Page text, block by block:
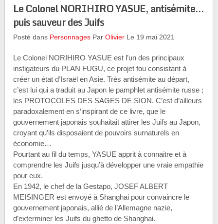
Le Colonel NORIHIRO YASUE, antisémite…
puis sauveur des Juifs
Posté dans Personnages ParOlivier Le 19 mai 2021
Le Colonel NORIHIRO YASUE est l’un des principaux
instigateurs du PLAN FUGU, ce projet fou consistant à
créer un état d’Israël en Asie. Très antisémite au départ,
c’est lui qui a traduit au Japon le pamphlet antisémite russe ;
les PROTOCOLES DES SAGES DE SION. C’est d’ailleurs
paradoxalement en s’inspirant de ce livre, que le
gouvernement japonais souhaitait attirer les Juifs au Japon,
croyant qu’ils disposaient de pouvoirs surnaturels en
économie…
Pourtant au fil du temps, YASUE apprit à connaitre et à
comprendre les Juifs jusqu’à développer une vraie empathie
pour eux.
En 1942, le chef de la Gestapo, JOSEF ALBERT
MEISINGER est envoyé à Shanghai pour convaincre le
gouvernement japonais, allié de l’Allemagne nazie,
d’exterminer les Juifs du ghetto de Shanghai.